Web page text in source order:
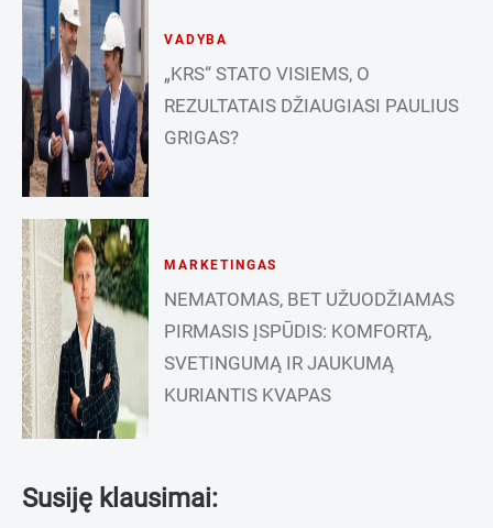
VADYBA
„KRS“ STATO VISIEMS, O
REZULTATAIS DŽIAUGIASI PAULIUS
GRIGAS?
MARKETINGAS
NEMATOMAS, BET UŽUODŽIAMAS
PIRMASIS ĮSPŪDIS: KOMFORTĄ,
SVETINGUMĄ IR JAUKUMĄ
KURIANTIS KVAPAS
Susiję klausimai: